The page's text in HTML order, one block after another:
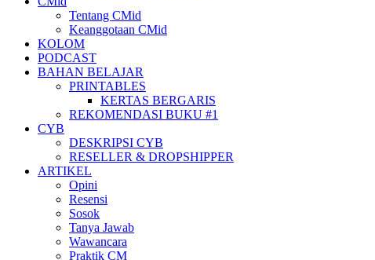
Tentang CMid
Keanggotaan CMid
KOLOM
PODCAST
BAHAN BELAJAR
PRINTABLES
KERTAS BERGARIS
REKOMENDASI BUKU #1
CYB
DESKRIPSI CYB
RESELLER & DROPSHIPPER
ARTIKEL
Opini
Resensi
Sosok
Tanya Jawab
Wawancara
Praktik CM